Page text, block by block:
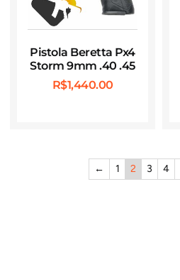
Pistola Beretta Px4
Storm 9mm .40 .45
R$1,440.00
← 1 2 3 4